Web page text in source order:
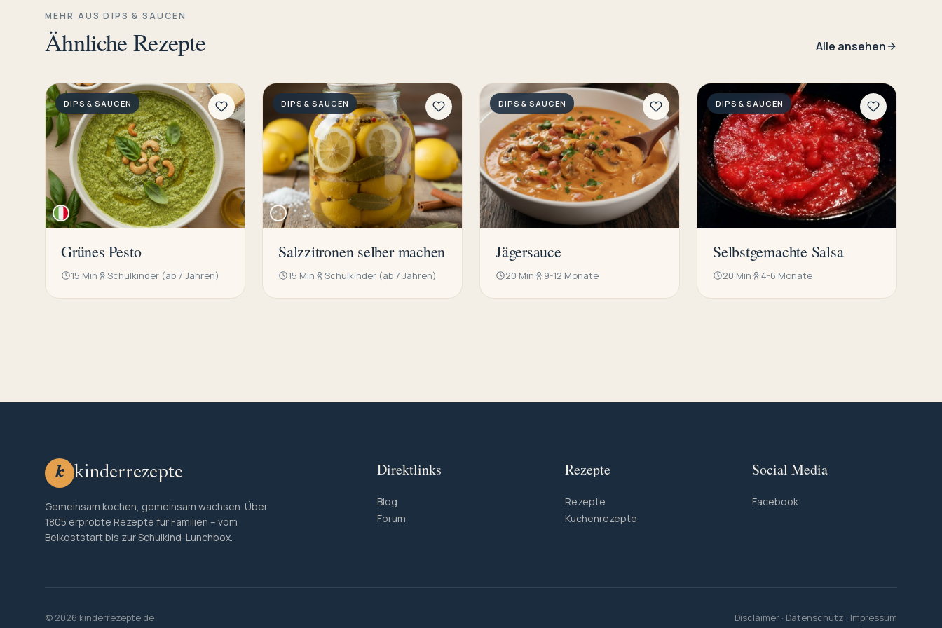
MEHR AUS DIPS & SAUCEN
Ähnliche Rezepte Alle ansehen
DIPS & SAUCEN
Grünes Pesto
15 Min Schulkinder (ab 7 Jahren)
DIPS & SAUCEN
Salzzitronen selber machen
15 Min Schulkinder (ab 7 Jahren)
DIPS & SAUCEN
Jägersauce
20 Min 9-12 Monate
DIPS & SAUCEN
Selbstgemachte Salsa
20 Min 4-6 Monate
k kinderrezepte
Gemeinsam kochen, gemeinsam wachsen. Über
1805 erprobte Rezepte für Familien – vom
Beikoststart bis zur Schulkind-Lunchbox.
Direktlinks
Blog
Forum
Rezepte
Rezepte
Kuchenrezepte
Social Media
Facebook
© 2026 kinderrezepte.de Disclaimer · Datenschutz · Impressum